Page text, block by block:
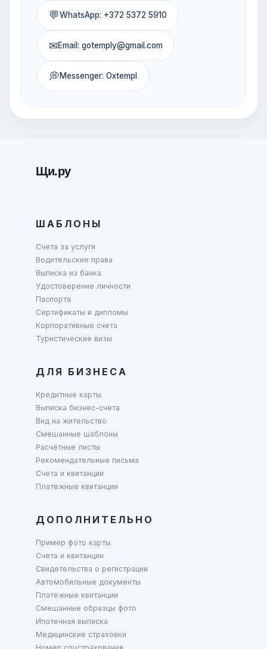
💬WhatsApp: +372 5372 5910
✉Email: gotemply@gmail.com
💭Messenger: Oxtempl
Щи.ру
ШАБЛОНЫ
Счета за услуги
Водительские права
Выписка из банка
Удостоверение личности
Паспорта
Сертификаты и дипломы
Корпоративные счета
Туристические визы
ДЛЯ БИЗНЕСА
Кредитные карты
Выписка бизнес-счета
Вид на жительство
Смешанные шаблоны
Расчётные листы
Рекомендательные письма
Счета и квитанции
Платёжные квитанции
ДОПОЛНИТЕЛЬНО
Пример фото карты
Счета и квитанции
Свидетельства о регистрации
Автомобильные документы
Платёжные квитанции
Смешанные образцы фото
Ипотечная выписка
Медицинские страховки